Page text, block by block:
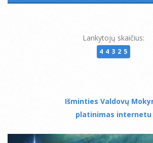
Lankytojų skaičius:
44325
Išminties Valdovų
platinimas internetu